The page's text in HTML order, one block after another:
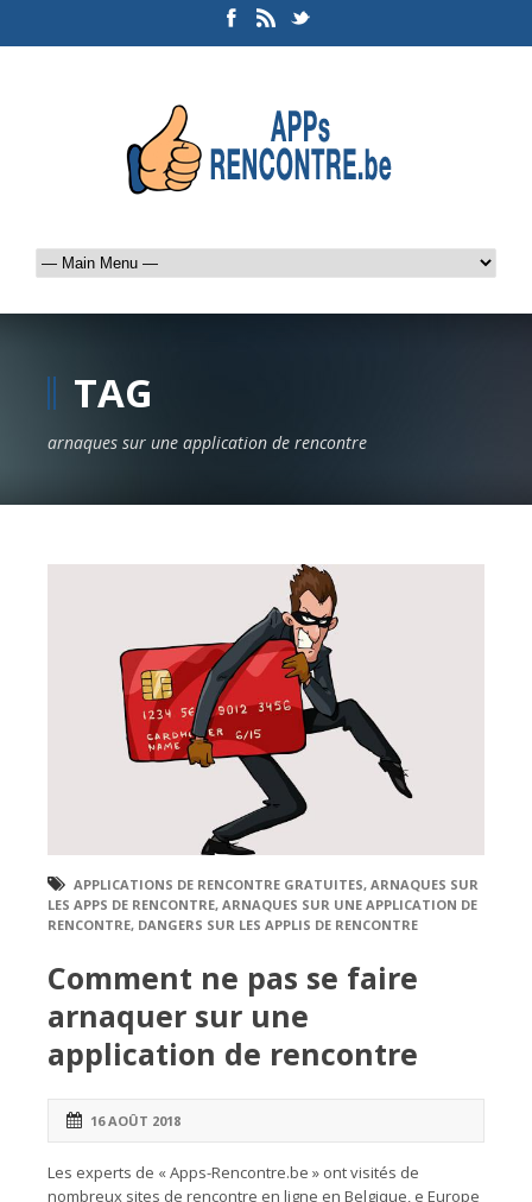
TAG
arnaques sur une application de rencontre
APPLICATIONS DE RENCONTRE GRATUITES, ARNAQUES SUR
LES APPS DE RENCONTRE, ARNAQUES SUR UNE APPLICATION DE
RENCONTRE, DANGERS SUR LES APPLIS DE RENCONTRE
Comment ne pas se faire
arnaquer sur une
application de rencontre
16 AOÛT 2018
Les experts de « Apps-Rencontre.be » ont visités de
nombreux sites de rencontre en ligne en Belgique, e Europe